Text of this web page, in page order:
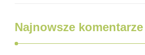
Najnowsze komentarze